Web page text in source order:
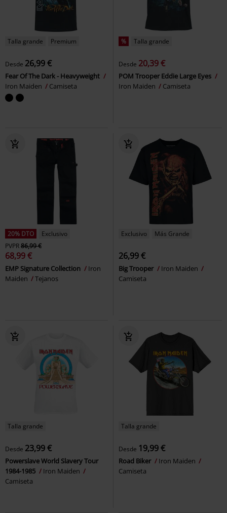
Talla grande Premium
Desde 26,99 €
Fear Of The Dark - Heavyweight
Iron Maiden
Camiseta
% Talla grande
Desde 20,39 €
POM Trooper Eddie Large Eyes
Iron Maiden
Camiseta
20% DTO
Exclusivo
PVPR86,99 €
68,99 €
EMP Signature Collection
Iron
Maiden
Tejanos
Exclusivo Más Grande
26,99 €
Big Trooper
Iron Maiden
Camiseta
Talla grande
Desde 23,99 €
Powerslave World Slavery Tour
1984-1985
Iron Maiden
Camiseta
Talla grande
Desde 19,99 €
Road Biker
Iron Maiden
Camiseta